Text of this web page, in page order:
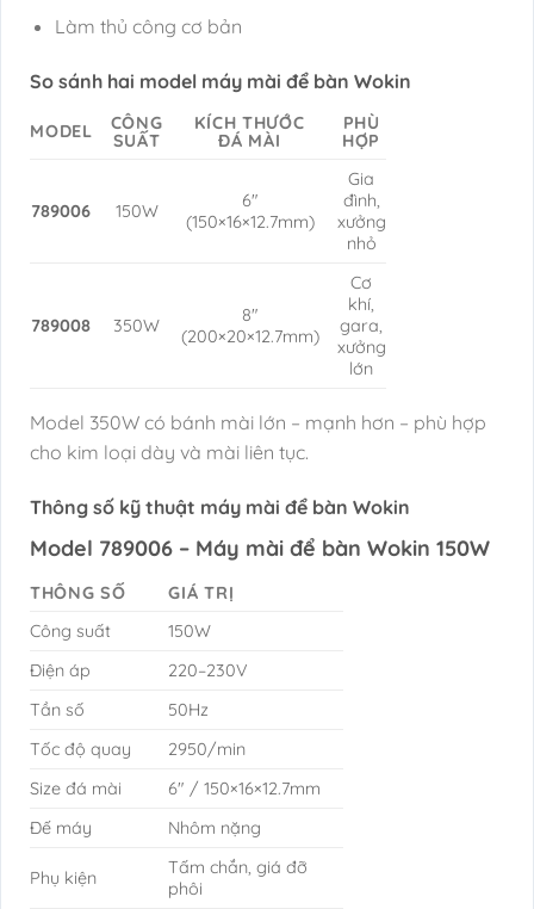
Làm thủ công cơ bản
So sánh hai model máy mài để bàn Wokin
MODEL
CÔNG
SUẤT
KÍCH THƯỚC
ĐÁ MÀI
PHÙ
HỢP
789006 150W
6″
(150×16×12.7mm)
Gia
đình,
xưởng
nhỏ
789008 350W
8″
(200×20×12.7mm)
Cơ
khí,
gara,
xưởng
lớn
Model 350W có bánh mài lớn – mạnh hơn – phù hợp
cho kim loại dày và mài liên tục.
Thông số kỹ thuật máy mài để bàn Wokin
Model 789006 – Máy mài để bàn Wokin 150W
THÔNG SỐ
GIÁ TRỊ
Công suất
150W
Điện áp
220–230V
Tần số
50Hz
Tốc độ quay
2950/min
Size đá mài
6″ / 150×16×12.7mm
Đế máy
Nhôm nặng
Phụ kiện
Tấm chắn, giá đỡ
phôi